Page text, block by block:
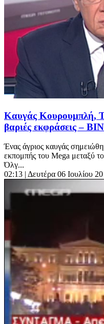
Καυγάς Κουρουμπλή,
βαριές εκφράσεις –
Ένας άγριος καυγάς
εκπομπής του Μega μεταξύ
Όλγ...
02:13 | Δευτέρα 06 Ιουλίου